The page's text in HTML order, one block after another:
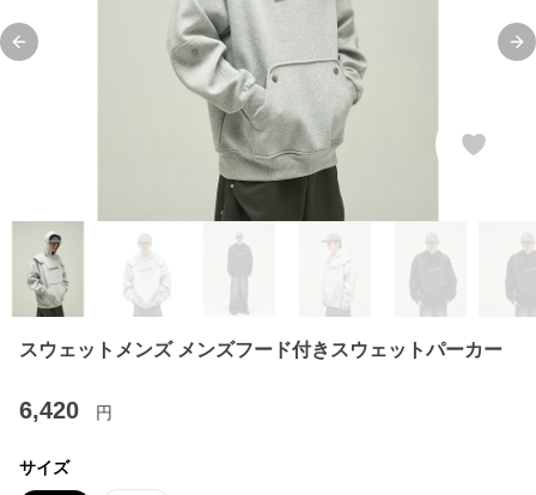
Previous slide
スウェットメンズ メンズフード付きスウェットパーカー
6,420 円
サイズ